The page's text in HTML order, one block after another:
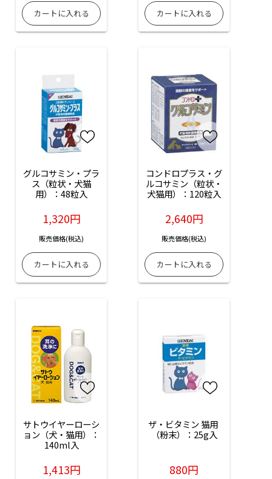
グルコサミン・プラ
ス（粒状・犬猫
用）：48粒入
1,320円
販売価格(税込)
コンドロプラス・グ
ルコサミン（粒状・
犬猫用）：120粒入
2,640円
販売価格(税込)
サトウイヤーローシ
ョン（犬・猫用）：
140ml入
1,413円
ザ・ビタミン 猫用
（粉末）：25g入
880円